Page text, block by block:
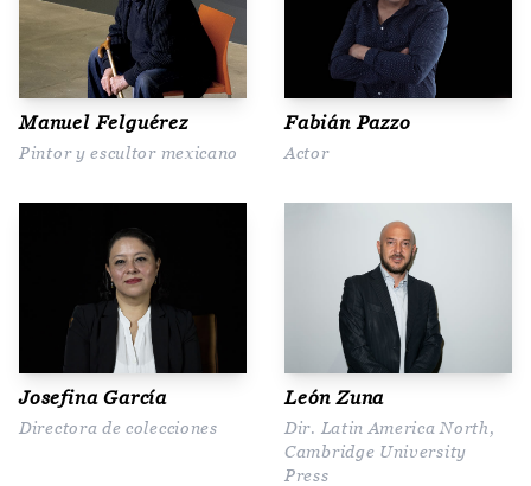
Manuel Felguérez
Pintor y escultor mexicano
Fabián Pazzo
Actor
Josefina García
Directora de colecciones
León Zuna
Dir. Latin America North,
Cambridge University
Press